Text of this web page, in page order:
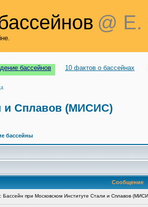
@ Е.
бассейнов 10 фактов о бассейнах
и Сплавов (МИСИС)
бассейны
Сообщение
Бассейн при Московском Институте Стали и Сплавов